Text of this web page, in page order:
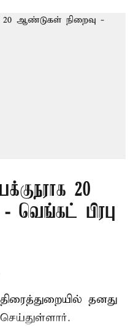
20
வெங்கட் பிரபு
தனது